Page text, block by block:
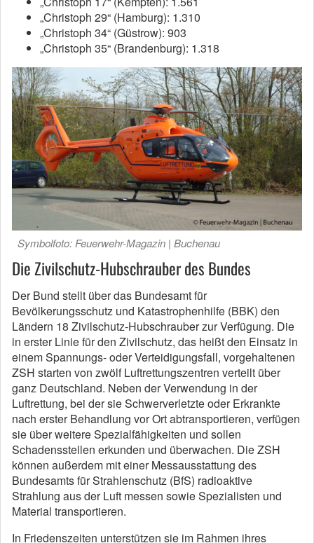
„Christoph 29“ (Hamburg): 1.310
„Christoph 34“ (Güstrow): 903
„Christoph 35“ (Brandenburg): 1.318
Symbolfoto: Feuerwehr-Magazin | Buchenau
Die Zivilschutz-Hubschrauber des Bundes
Der Bund stellt über das Bundesamt für
Bevölkerungsschutz und Katastrophenhilfe (BBK) den
Ländern 18 Zivilschutz-Hubschrauber zur Verfügung. Die
in erster Linie für den Zivilschutz, das heißt den Einsatz in
einem Spannungs- oder Verteidigungsfall, vorgehaltenen
ZSH starten von zwölf Luftrettungszentren verteilt über
ganz Deutschland. Neben der Verwendung in der
Luftrettung, bei der sie Schwerverletzte oder Erkrankte
nach erster Behandlung vor Ort abtransportieren, verfügen
sie über weitere Spezialfähigkeiten und sollen
Schadensstellen erkunden und überwachen. Die ZSH
können außerdem mit einer Messausstattung des
Bundesamts für Strahlenschutz (BfS) radioaktive
Strahlung aus der Luft messen sowie Spezialisten und
Material transportieren.
In Friedenszeiten unterstützen sie im Rahmen ihres